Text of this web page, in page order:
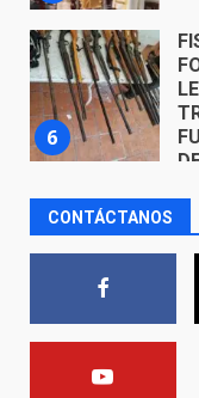
7
CONTÁCTANOS